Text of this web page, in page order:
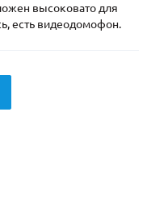
высоковато для
есть видеодомофон.